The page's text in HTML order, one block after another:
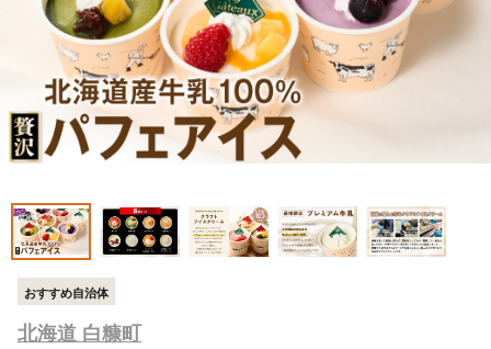
おすすめ自治体
北海道 白糠町